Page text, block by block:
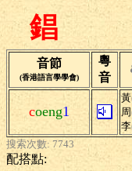
錩
音節
(香港語言學學會)
粵
音
coeng1
黃
周
李
搜索次數: 7743
配搭點: